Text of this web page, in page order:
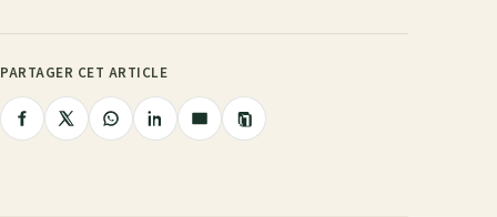
PARTAGER CET ARTICLE
PartagerPartagerPartagerPartagerPartager
Copier
le